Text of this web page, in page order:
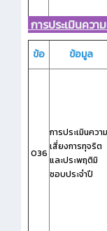
การประเมินคว
ข้อ ข้อมูล
O36
การประเมินความ
เสี่ยงการทุจริต
และประพฤติมิ
ชอบประจำปี